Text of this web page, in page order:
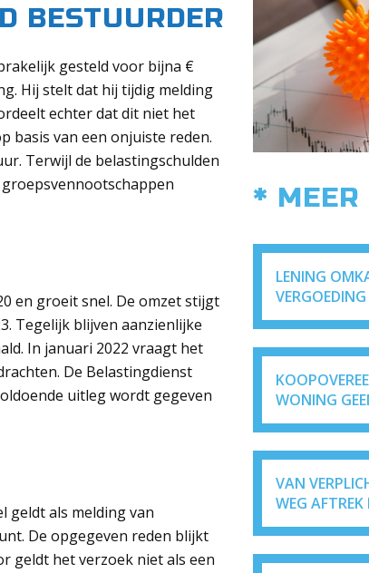
BESTUURDER
gesteld voor bijna €
Hij stelt dat hij tijdig melding
echter dat dit niet het
basis van een onjuiste reden.
Terwijl de belastingschulden
en groeit snel. De omzet stijgt
Tegelijk blijven aanzienlijke
In januari 2022 vraagt het
De Belastingdienst
uitleg wordt gegeven
geldt als melding van
De opgegeven reden blijkt
geldt het verzoek niet als een
* MEER
LENING
WONING
VAN
WEG AFTREK